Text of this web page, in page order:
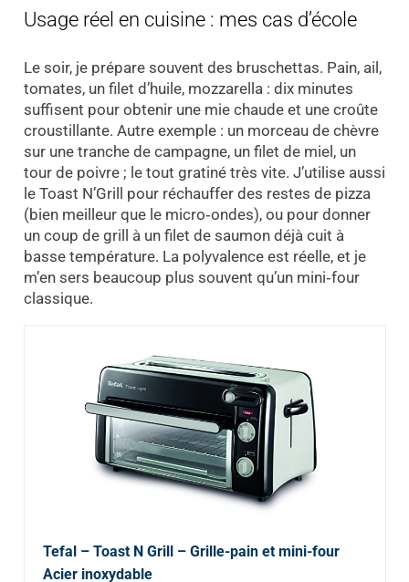
Usage réel en cuisine : mes cas d’école
Le soir, je prépare souvent des bruschettas. Pain, ail,
tomates, un filet d’huile, mozzarella : dix minutes
suffisent pour obtenir une mie chaude et une croûte
croustillante. Autre exemple : un morceau de chèvre
sur une tranche de campagne, un filet de miel, un
tour de poivre ; le tout gratiné très vite. J’utilise aussi
le Toast N’Grill pour réchauffer des restes de pizza
(bien meilleur que le micro‑ondes), ou pour donner
un coup de grill à un filet de saumon déjà cuit à
basse température. La polyvalence est réelle, et je
m’en sers beaucoup plus souvent qu’un mini‑four
classique.
Tefal – Toast N Grill – Grille-pain et mini-four
Acier inoxydable